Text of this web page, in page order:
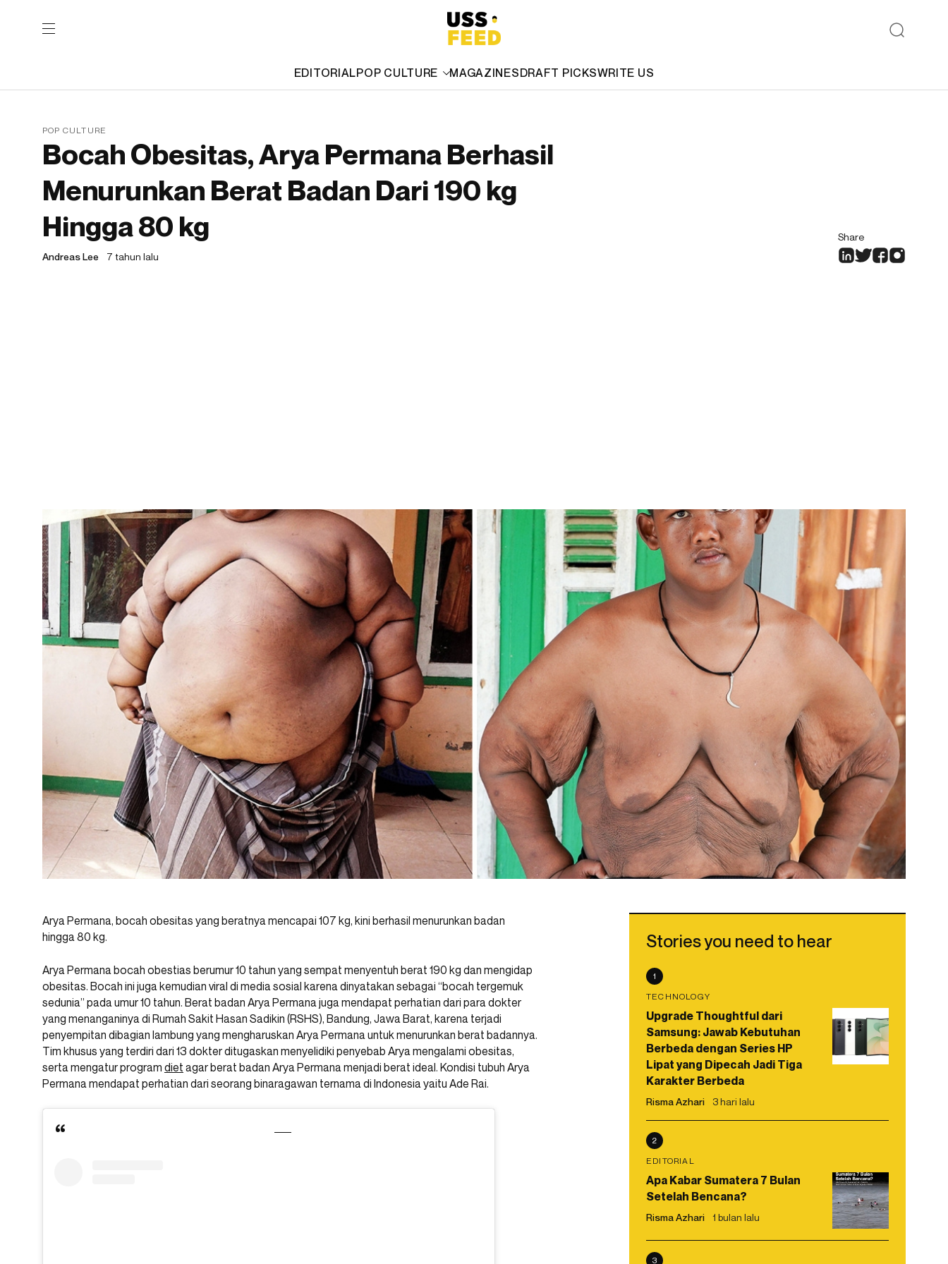
EDITORIALPOP CULTURE MAGAZINESDRAFT PICKSWRITE US
POP CULTURE
Bocah Obesitas, Arya Permana Berhasil
Menurunkan Berat Badan Dari 190 kg
Hingga 80 kg
Andreas Lee 7 tahun lalu
Share
Arya Permana, bocah obesitas yang beratnya mencapai 107 kg, kini berhasil menurunkan badan
hingga 80 kg.
Arya Permana bocah obestias berumur 10 tahun yang sempat menyentuh berat 190 kg dan mengidap
obesitas. Bocah ini juga kemudian viral di media sosial karena dinyatakan sebagai “bocah tergemuk
sedunia” pada umur 10 tahun. Berat badan Arya Permana juga mendapat perhatian dari para dokter
yang menanganinya di Rumah Sakit Hasan Sadikin (RSHS), Bandung, Jawa Barat, karena terjadi
penyempitan dibagian lambung yang mengharuskan Arya Permana untuk menurunkan berat badannya.
Tim khusus yang terdiri dari 13 dokter ditugaskan menyelidiki penyebab Arya mengalami obesitas,
serta mengatur program diet agar berat badan Arya Permana menjadi berat ideal. Kondisi tubuh Arya
Permana mendapat perhatian dari seorang binaragawan ternama di Indonesia yaitu Ade Rai.
Stories you need to hear
1
TECHNOLOGY
Upgrade Thoughtful dari
Samsung: Jawab Kebutuhan
Berbeda dengan Series HP
Lipat yang Dipecah Jadi Tiga
Karakter Berbeda
Risma Azhari 3 hari lalu
2
EDITORIAL
Apa Kabar Sumatera 7 Bulan
Setelah Bencana?
Risma Azhari 1 bulan lalu
3